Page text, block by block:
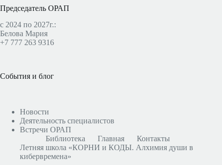
Председатель ОРАП
с 2024 по 2027г.:
Белова Мария
+7 777 263 9316
События и блог
Новости
Деятельность специалистов
Встречи ОРАП
Библиотека
Главная
Контакты
Летняя школа «КОРНИ и КОДЫ. Алхимия души в
кибервремена»